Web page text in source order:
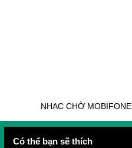
NHẠC CHỜ MOBIFONE
Có thể bạn sẽ thích